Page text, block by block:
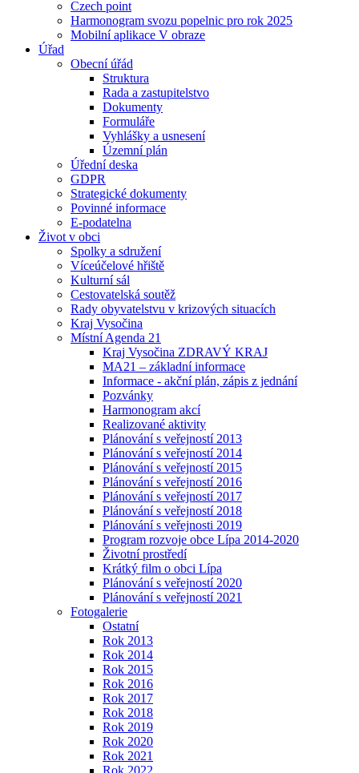
Czech point
Harmonogram svozu popelnic pro rok 2025
Mobilní aplikace V obraze
Úřad
Obecní úřád
Struktura
Rada a zastupitelstvo
Dokumenty
Formuláře
Vyhlášky a usnesení
Územní plán
Úřední deska
GDPR
Strategické dokumenty
Povinné informace
E-podatelna
Život v obci
Spolky a sdružení
Víceúčelové hřiště
Kulturní sál
Cestovatelská soutěž
Rady obyvatelstvu v krizových situacích
Kraj Vysočina
Místní Agenda 21
Kraj Vysočina ZDRAVÝ KRAJ
MA21 – základní informace
Informace - akční plán, zápis z jednání
Pozvánky
Harmonogram akcí
Realizované aktivity
Plánování s veřejností 2013
Plánování s veřejností 2014
Plánování s veřejností 2015
Plánování s veřejností 2016
Plánování s veřejností 2017
Plánování s veřejností 2018
Plánování s veřejnosti 2019
Program rozvoje obce Lípa 2014-2020
Životní prostředí
Krátký film o obci Lípa
Plánování s veřejností 2020
Plánování s veřejností 2021
Fotogalerie
Ostatní
Rok 2013
Rok 2014
Rok 2015
Rok 2016
Rok 2017
Rok 2018
Rok 2019
Rok 2020
Rok 2021
Rok 2022